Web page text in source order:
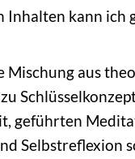
Inhalten kann ich
Mischung aus
geführten
Selbstreflexion